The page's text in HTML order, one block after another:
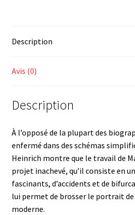
naissance
la
Biographie
(1818-
1841)
Description
Avis (0)
Description
À l’opposé de la plupart des
enfermé dans des schémas
Heinrich montre que le travail de
projet inachevé, qu’il consiste en
fascinants, d’accidents et de
lui permet de brosser le portrait
moderne.